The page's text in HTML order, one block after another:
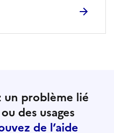
problème lié
des usages
de l’aide